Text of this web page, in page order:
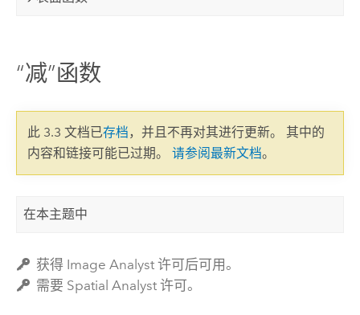
“减”函数
此 3.3 文档已存档，并且不再对其进行更新。 其中的
内容和链接可能已过期。 请参阅最新文档。
在本主题中
获得 Image Analyst 许可后可用。
需要 Spatial Analyst 许可。